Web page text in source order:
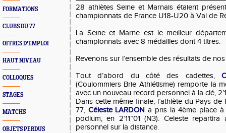
FORMATIONS
CLUBS DU 77
OFFRES D'EMPLOI
HAUT NIVEAU
COLLOQUES
STAGES
MATCHS
OBJETS PERDUS
28 athlètes Seine et Marnais étaient
championnats de France U18-U20 à Val de
La Seine et Marne est le meilleur
championnats avec 8 médailles dont 4 titres.
Revenons sur l’ensemble des résultats de
Tout d’abord du côté des cadettes,
(Coulommiers Brie Athlétisme) remporte la
avec un nouveau record personnel à la clé,
Dans cette même finale, l’athlète du Pays
77, Céleste LARDON a pris la 4ème place
podium, en 2’11’’01 (N3). Celeste
personnel sur la distance.